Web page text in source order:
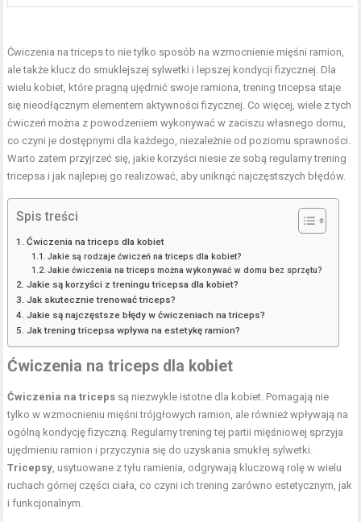
Ćwiczenia na triceps to nie tylko sposób na wzmocnienie mięśni ramion,
ale także klucz do smuklejszej sylwetki i lepszej kondycji fizycznej. Dla
wielu kobiet, które pragną ujędrnić swoje ramiona, trening tricepsa staje
się nieodłącznym elementem aktywności fizycznej. Co więcej, wiele z tych
ćwiczeń można z powodzeniem wykonywać w zaciszu własnego domu,
co czyni je dostępnymi dla każdego, niezależnie od poziomu sprawności.
Warto zatem przyjrzeć się, jakie korzyści niesie ze sobą regularny trening
tricepsa i jak najlepiej go realizować, aby uniknąć najczęstszych błędów.
Spis treści
Ćwiczenia na triceps dla kobiet
Jakie są rodzaje ćwiczeń na triceps dla kobiet?
Jakie ćwiczenia na triceps można wykonywać w domu bez sprzętu?
Jakie są korzyści z treningu tricepsa dla kobiet?
Jak skutecznie trenować triceps?
Jakie są najczęstsze błędy w ćwiczeniach na triceps?
Jak trening tricepsa wpływa na estetykę ramion?
Ćwiczenia na triceps dla kobiet
Ćwiczenia na triceps są niezwykle istotne dla kobiet. Pomagają nie
tylko w wzmocnieniu mięśni trójgłowych ramion, ale również wpływają na
ogólną kondycję fizyczną. Regularny trening tej partii mięśniowej sprzyja
ujędrnieniu ramion i przyczynia się do uzyskania smukłej sylwetki.
Tricepsy, usytuowane z tyłu ramienia, odgrywają kluczową rolę w wielu
ruchach górnej części ciała, co czyni ich trening zarówno estetycznym, jak
i funkcjonalnym.